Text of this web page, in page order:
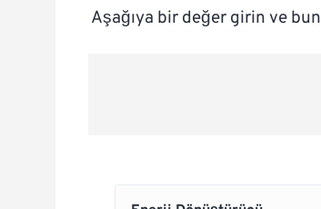
Aşağıya bir değer girin ve